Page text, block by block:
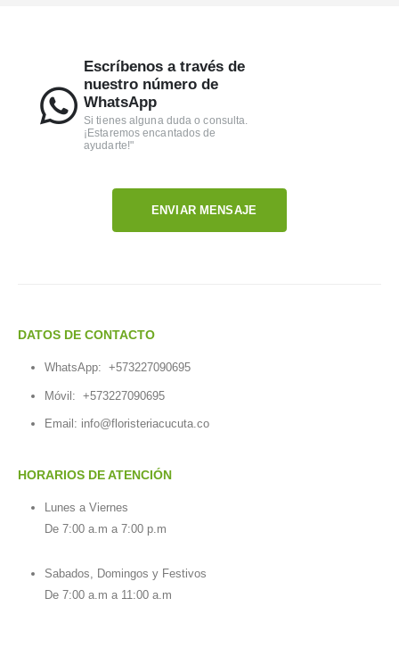
Escríbenos a través de
nuestro número de
WhatsApp
Si tienes alguna duda o consulta.
¡Estaremos encantados de
ayudarte!"
ENVIAR MENSAJE
DATOS DE CONTACTO
WhatsApp: +573227090695
Móvil: +573227090695
Email: info@floristeriacucuta.co
HORARIOS DE ATENCIÓN
Lunes a Viernes
De 7:00 a.m a 7:00 p.m
Sabados, Domingos y Festivos
De 7:00 a.m a 11:00 a.m